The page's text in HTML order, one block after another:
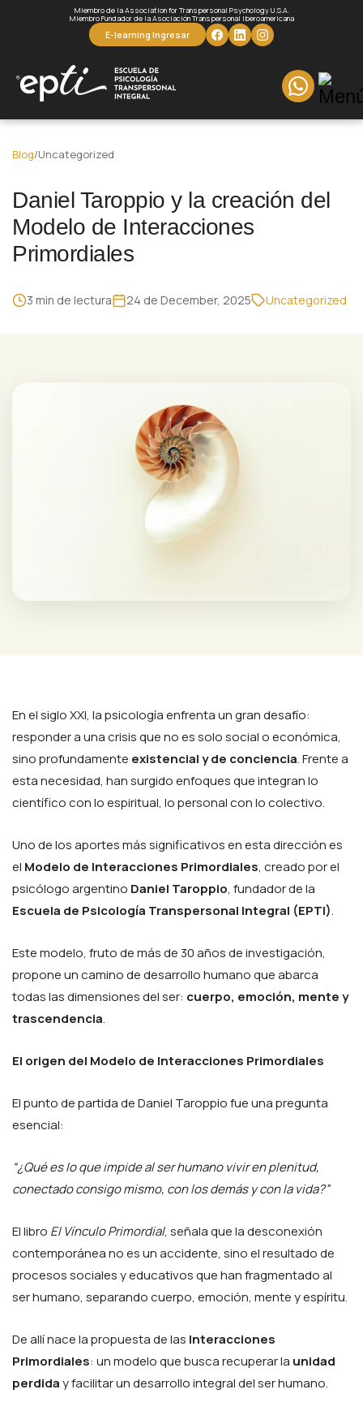
Miembro de la Association for Transpersonal Psychology U.S.A.
Miembro Fundador de la Asociación Transpersonal Iberoamericana
E-learning Ingresar
Blog/Uncategorized
Daniel Taroppio y la creación del
Modelo de Interacciones
Primordiales
3 min de lectura 24 de December, 2025 Uncategorized
En el siglo XXI, la psicología enfrenta un gran desafío:
responder a una crisis que no es solo social o económica,
sino profundamente existencial y de conciencia. Frente a
esta necesidad, han surgido enfoques que integran lo
científico con lo espiritual, lo personal con lo colectivo.
Uno de los aportes más significativos en esta dirección es
el Modelo de Interacciones Primordiales, creado por el
psicólogo argentino Daniel Taroppio, fundador de la
Escuela de Psicología Transpersonal Integral (EPTI).
Este modelo, fruto de más de 30 años de investigación,
propone un camino de desarrollo humano que abarca
todas las dimensiones del ser: cuerpo, emoción, mente y
trascendencia.
El origen del Modelo de Interacciones Primordiales
El punto de partida de Daniel Taroppio fue una pregunta
esencial:
“¿Qué es lo que impide al ser humano vivir en plenitud,
conectado consigo mismo, con los demás y con la vida?”
El libro El Vínculo Primordial, señala que la desconexión
contemporánea no es un accidente, sino el resultado de
procesos sociales y educativos que han fragmentado al
ser humano, separando cuerpo, emoción, mente y espíritu.
De allí nace la propuesta de las Interacciones
Primordiales: un modelo que busca recuperar la unidad
perdiday facilitar un desarrollo integral del ser humano.